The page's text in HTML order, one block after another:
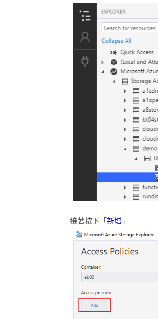
接著按下「新增 」